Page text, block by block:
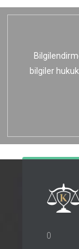
bilgiler
0